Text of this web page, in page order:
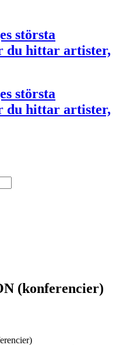
största
du hittar artister,
största
du hittar artister,
(konferencier)